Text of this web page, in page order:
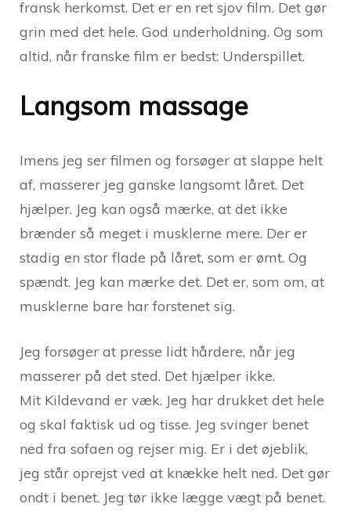
fransk herkomst. Det er en ret sjov film. Det gør
grin med det hele. God underholdning. Og som
altid, når franske film er bedst: Underspillet.
Langsom massage
Imens jeg ser filmen og forsøger at slappe helt
af, masserer jeg ganske langsomt låret. Det
hjælper. Jeg kan også mærke, at det ikke
brænder så meget i musklerne mere. Der er
stadig en stor flade på låret, som er ømt. Og
spændt. Jeg kan mærke det. Det er, som om, at
musklerne bare har forstenet sig.
Jeg forsøger at presse lidt hårdere, når jeg
masserer på det sted. Det hjælper ikke.
Mit Kildevand er væk. Jeg har drukket det hele
og skal faktisk ud og tisse. Jeg svinger benet
ned fra sofaen og rejser mig. Er i det øjeblik,
jeg står oprejst ved at knække helt ned. Det gør
ondt i benet. Jeg tør ikke lægge vægt på benet.